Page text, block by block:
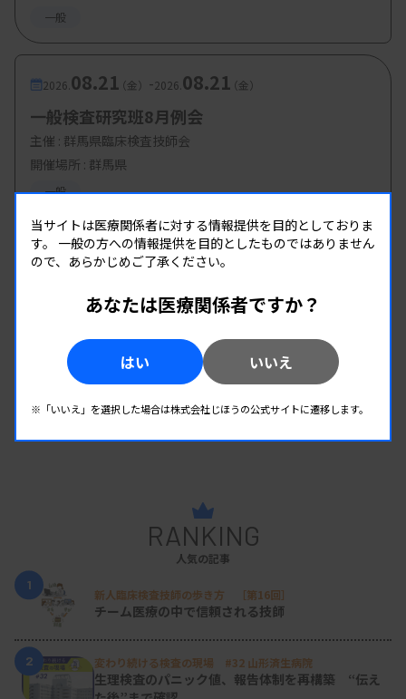
一般
2026. 08.21（金） -2026. 08.21（金）
一般検査研究班8月例会
主催 : 群馬県臨床検査技師会
開催場所 : 群馬県
一般
RANKING
人気の記事
1
新人臨床検査技師の歩き方 ［第16回］
チーム医療の中で信頼される技師
2 変わり続ける検査の現場 #32 山形済生病院
生理検査のパニック値、報告体制を再構築 “伝え
当サイトは医療関係者に対する情報提供を目的としておりま
す。 一般の方への情報提供を目的としたものではありません
ので、あらかじめご了承ください。
あなたは医療関係者ですか？
はい いいえ
※「いいえ」を選択した場合は株式会社じほうの公式サイトに遷移します。